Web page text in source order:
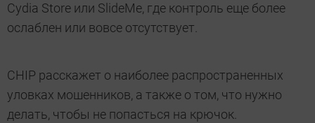
Cydia Store или SlideMe, где контроль еще более
ослаблен или вовсе отсутствует.
CHIP расскажет о наиболее распространенных
уловках мошенников, а также о том, что нужно
делать, чтобы не попасться на крючок.